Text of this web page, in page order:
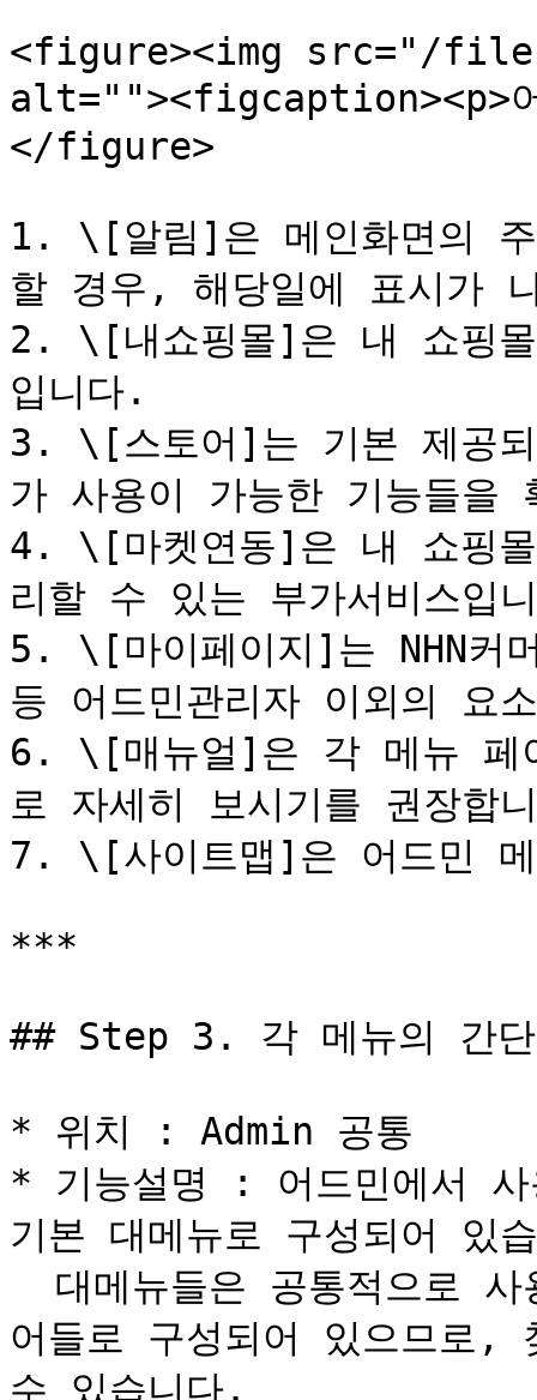
<figure><img src="/files/
alt=""><figcaption><p>
</figure>
1. \[알림]은 메인화면의 주
할 경우, 해당일에 표시가
2. \[내쇼핑몰]은 내 쇼핑
입니다.
3. \[스토어]는 기본 제공
가 사용이 가능한 기능들을
4. \[마켓연동]은 내 쇼핑몰
리할 수 있는 부가서비스입
5. \[마이페이지]는 NHN커
등 어드민관리자 이외의 요
6. \[매뉴얼]은 각 메뉴 페
로 자세히 보시기를 권장합
7. \[사이트맵]은 어드민
***
## Step 3. 각 메뉴의 간
* 위치 : Admin 공통
* 기능설명 : 어드민에서
기본 대메뉴로 구성되어 있
어들로 구성되어 있으므로,
수 있습니다.